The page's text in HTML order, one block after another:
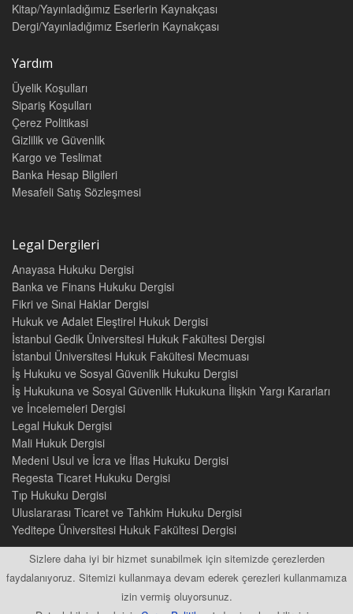
Sizlere daha iyi bir hizmet sunabilmek için sitemizde çerezlerden
faydalanıyoruz. Sitemizi kullanmaya devam ederek çerezleri kullanmamıza
izin vermiş oluyorsunuz.
Kitap/Yayınladığımız Eserlerin Kaynakçası
Dergi/Yayınladığımız Eserlerin Kaynakçası
Yardım
Üyelik Koşulları
Sipariş Koşulları
Çerez Politikasi
Gizlilik ve Güvenlik
Kargo ve Teslimat
Banka Hesap Bilgileri
Mesafeli Satış Sözleşmesi
Legal Dergileri
Anayasa Hukuku Dergisi
Banka ve Finans Hukuku Dergisi
Fikri ve Sınai Haklar Dergisi
Hukuk ve Adalet Eleştirel Hukuk Dergisi
İstanbul Gedik Üniversitesi Hukuk Fakültesi Dergisi
İstanbul Üniversitesi Hukuk Fakültesi Mecmuası
İş Hukuku ve Sosyal Güvenlik Hukuku Dergisi
İş Hukukuna ve Sosyal Güvenlik Hukukuna İlişkin Yargı Kararları
ve İncelemeleri Dergisi
Legal Hukuk Dergisi
Mali Hukuk Dergisi
Medeni Usul ve İcra ve İflas Hukuku Dergisi
Regesta Ticaret Hukuku Dergisi
Tıp Hukuku Dergisi
Uluslararası Ticaret ve Tahkim Hukuku Dergisi
Yeditepe Üniversitesi Hukuk Fakültesi Dergisi
2015 © Tüm Hakları Saklıdır